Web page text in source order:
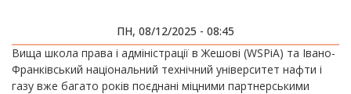
ПН, 08/12/2025 - 08:45
Вища школа права і адміністрації в Жешові (WSPiA) та Івано-
Франківський національний технічний університет нафти і
газу вже багато років поєднані міцними партнерськими